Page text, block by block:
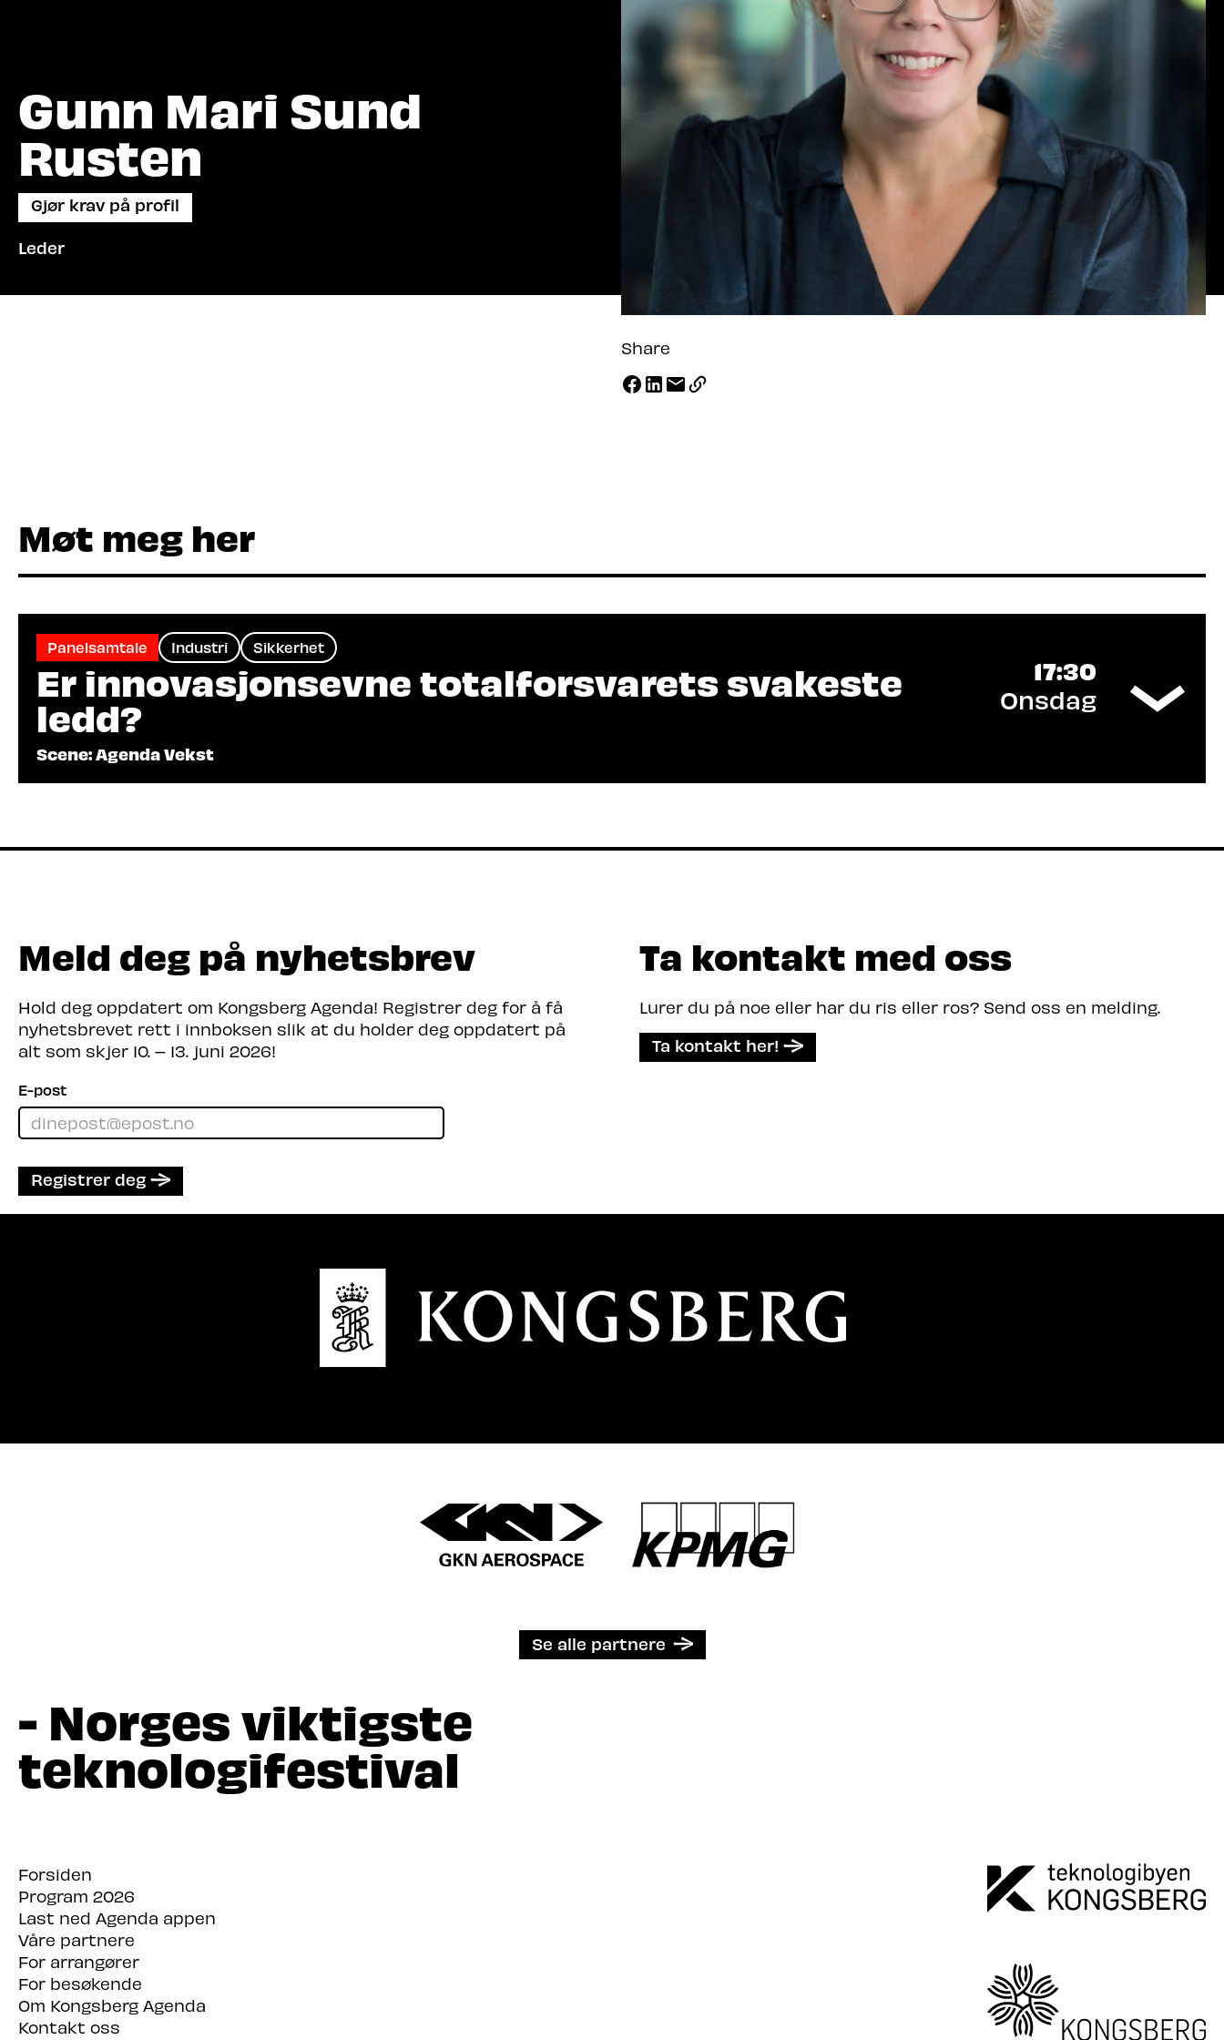
Gunn Mari Sund
Rusten
Gjør krav på profil
Leder
Share
Møt meg her
Panelsamtale Industri Sikkerhet
Er innovasjonsevne totalforsvarets svakeste
ledd?
Scene: Agenda Vekst
17:30
Onsdag
Meld deg på nyhetsbrev
Hold deg oppdatert om Kongsberg Agenda! Registrer deg for å få
nyhetsbrevet rett i innboksen slik at du holder deg oppdatert på
alt som skjer 10. – 13. juni 2026!
E-post
Registrer deg
Ta kontakt med oss
Lurer du på noe eller har du ris eller ros? Send oss en melding.
Ta kontakt her!
Se alle partnere
- Norges viktigste
teknologifestival
Forsiden
Program 2026
Last ned Agenda appen
Våre partnere
For arrangører
For besøkende
Om Kongsberg Agenda
Kontakt oss